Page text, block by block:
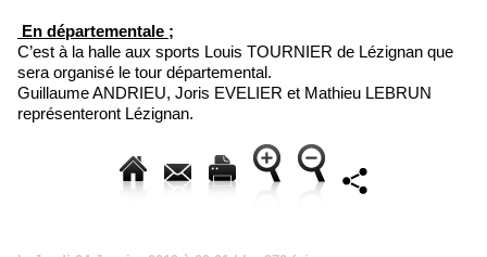
En départementale ;
C’est à la halle aux sports Louis TOURNIER de Lézignan que
sera organisé le tour départemental.
Guillaume ANDRIEU, Joris EVELIER et Mathieu LEBRUN
représenteront Lézignan.